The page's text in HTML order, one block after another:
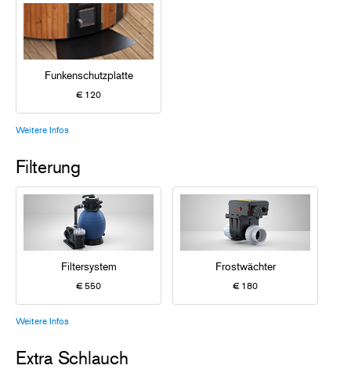
Funkenschutzplatte
€ 120
Weitere Infos
Filterung
Filtersystem
€ 550
Frostwächter
€ 180
Weitere Infos
Extra Schlauch